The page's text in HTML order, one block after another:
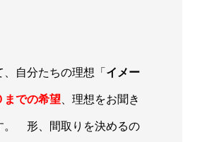
自分たちの理想「 イメー
までの希望 、理想をお聞き
。 形、間取りを決めるの